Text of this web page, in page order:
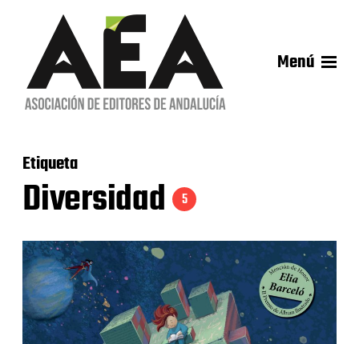
Menú
Etiqueta
Diversidad 5